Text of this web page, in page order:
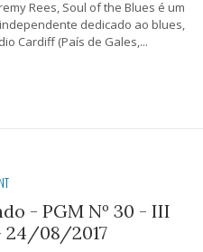
Rees, Soul of the Blues é um
dedicado ao blues,
Cardiff (País de Gales,...
- PGM Nº 30 - III
24/08/2017